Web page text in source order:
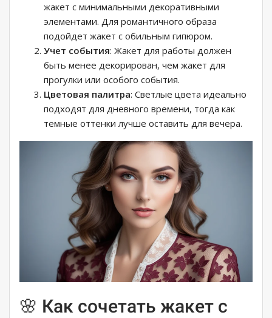
жакет с минимальными декоративными
элементами. Для романтичного образа
подойдет жакет с обильным гипюром.
Учет события: Жакет для работы должен
быть менее декорирован, чем жакет для
прогулки или особого события.
Цветовая палитра: Светлые цвета идеально
подходят для дневного времени, тогда как
темные оттенки лучше оставить для вечера.
🌸 Как сочетать жакет с